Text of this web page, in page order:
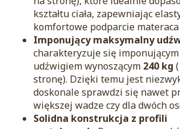
kształtu ciała, zapewniając
komfortowe podparcie materaca
Imponujący maksymalny
charakteryzuje się
udźwigiem wynoszącym 240 kg
stronę). Dzięki temu jest
doskonale sprawdzi się nawet
większej wadze czy dla dwóch
Solidna konstrukcja z profili